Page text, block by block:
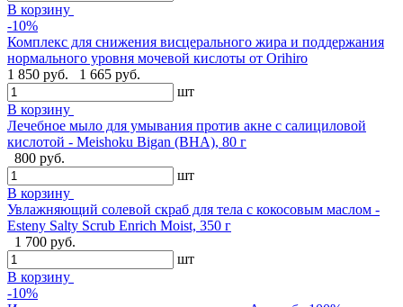
В корзину
-10%
Комплекс для снижения висцерального жира и поддержания
нормального уровня мочевой кислоты от Orihiro
1 850 руб.
1 665 руб.
шт
В корзину
Лечебное мыло для умывания против акне с салициловой
кислотой - Meishoku Bigan (BHA), 80 г
800 руб.
шт
В корзину
Увлажняющий солевой скраб для тела с кокосовым маслом -
Esteny Salty Scrub Enrich Moist, 350 г
1 700 руб.
шт
В корзину
-10%